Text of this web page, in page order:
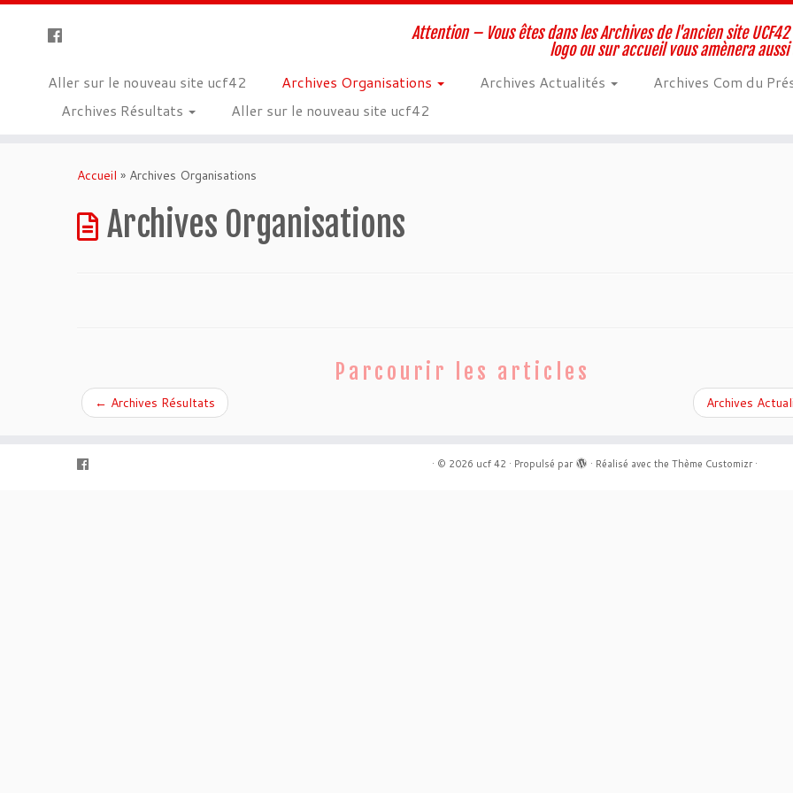
Attention – Vous êtes dans les Archives de l'ancien site
logo ou sur accueil vous amènera
Aller sur le nouveau site ucf42 Archives Organisations Archives Actualités
Archives Com du
Archives Résultats
Aller sur le nouveau site ucf42
Accueil » Archives Organisations
Archives Organisations
Parcourir les articles
← Archives Résultats Archives
· © 2026 ucf 42 · Propulsé par · Réalisé avec the Thème Customizr·